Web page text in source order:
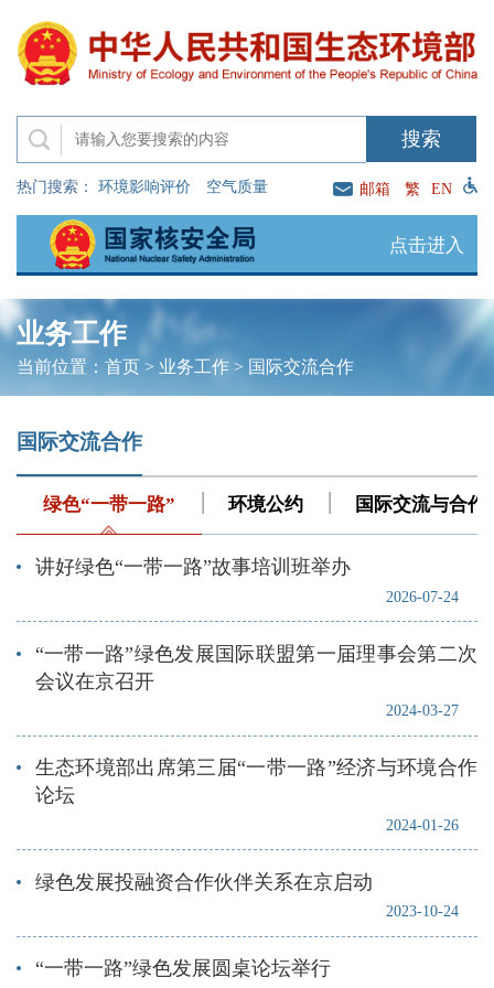
热门搜索： 环境影响评价 空气质量 邮箱 繁 EN
点击进入
业务工作
当前位置： 首页> 业务工作> 国际交流合作
国际交流合作
绿色“一带一路” 环境公约 国际交流与合作
讲好绿色“一带一路”故事培训班举办
2026-07-24
“一带一路”绿色发展国际联盟第一届理事会第二次
会议在京召开
2024-03-27
生态环境部出席第三届“一带一路”经济与环境合作
论坛
2024-01-26
绿色发展投融资合作伙伴关系在京启动
2023-10-24
“一带一路”绿色发展圆桌论坛举行